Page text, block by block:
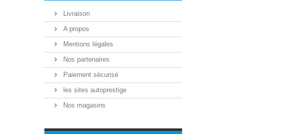
Livraison
A propos
Mentions légales
Nos partenaires
Paiement sécurisé
les sites autoprestige
Nos magasins